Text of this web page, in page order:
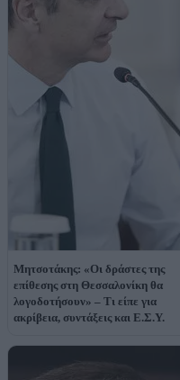
Μητσοτάκης: «Οι δράστες της
επίθεσης στη Θεσσαλονίκη θα
λογοδοτήσουν» – Τι είπε για
ακρίβεια, συντάξεις και Ε.Σ.Υ.